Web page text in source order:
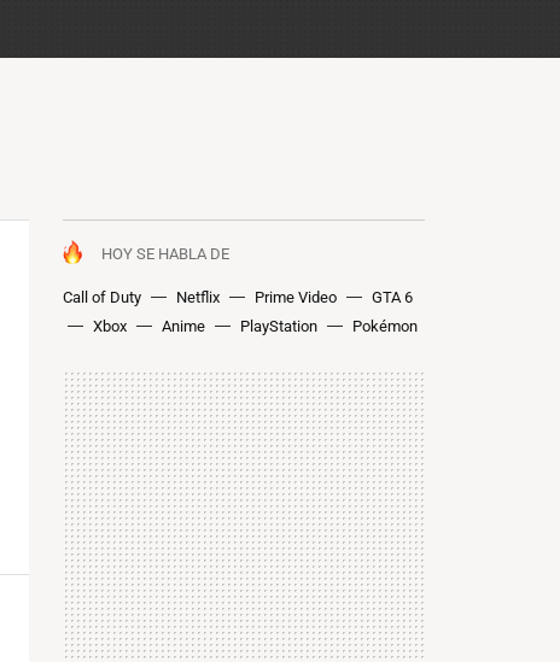
HOY SE HABLA DE
Call of Duty Netflix Prime Video
GTA 6
Xbox
Anime PlayStation Pokémon